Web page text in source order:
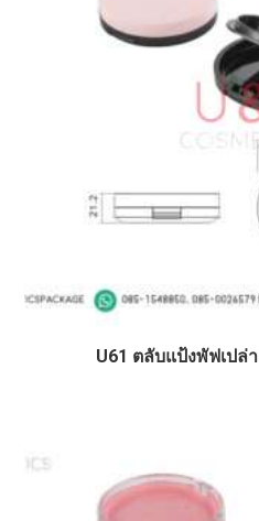
U61 ตลับแป้งพัฟเปล่